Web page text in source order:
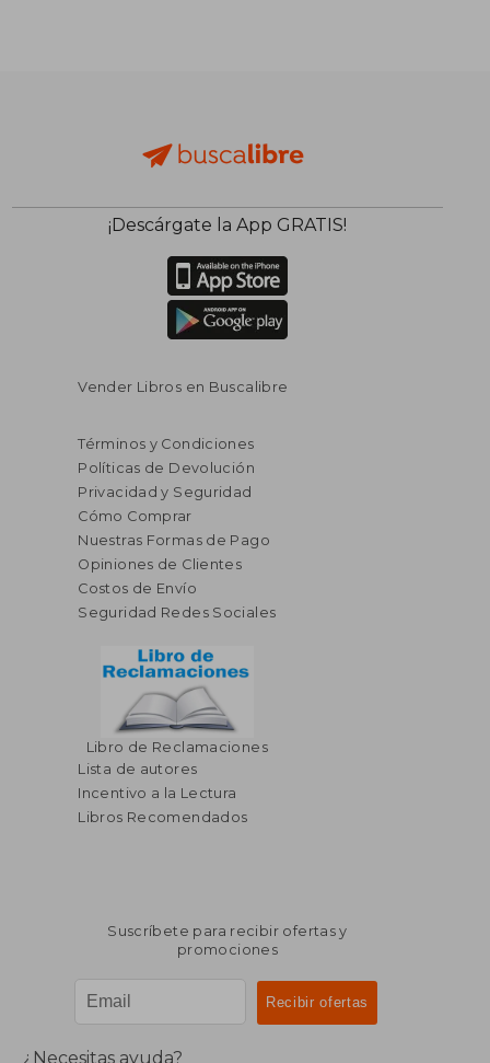
¡Descárgate la App GRATIS!
Vender Libros en Buscalibre
Términos y Condiciones
Políticas de Devolución
Privacidad y Seguridad
Cómo Comprar
Nuestras Formas de Pago
Opiniones de Clientes
Costos de Envío
Seguridad Redes Sociales
Libro de Reclamaciones
Lista de autores
Incentivo a la Lectura
Libros Recomendados
Suscríbete para recibir ofertas y
promociones
¿Necesitas ayuda?